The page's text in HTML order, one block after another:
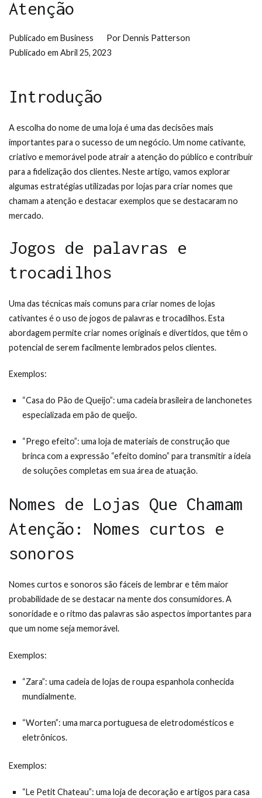
Atenção
Publicado em Business PorDennis Patterson
Publicado em Abril 25, 2023
Introdução
A escolha do nome de uma loja é uma das decisões mais
importantes para o sucesso de um negócio. Um nome cativante,
criativo e memorável pode atrair a atenção do público e contribuir
para a fidelização dos clientes. Neste artigo, vamos explorar
algumas estratégias utilizadas por lojas para criar nomes que
chamam a atenção e destacar exemplos que se destacaram no
mercado.
Jogos de palavras e
trocadilhos
Uma das técnicas mais comuns para criar nomes de lojas
cativantes é o uso de jogos de palavras e trocadilhos. Esta
abordagem permite criar nomes originais e divertidos, que têm o
potencial de serem facilmente lembrados pelos clientes.
Exemplos:
“Casa do Pão de Queijo”: uma cadeia brasileira de lanchonetes
especializada em pão de queijo.
“Prego efeito”: uma loja de materiais de construção que
brinca com a expressão “efeito domino” para transmitir a ideia
de soluções completas em sua área de atuação.
Nomes de Lojas Que Chamam
Atenção: Nomes curtos e
sonoros
Nomes curtos e sonoros são fáceis de lembrar e têm maior
probabilidade de se destacar na mente dos consumidores. A
sonoridade e o ritmo das palavras são aspectos importantes para
que um nome seja memorável.
Exemplos:
“Zara”: uma cadeia de lojas de roupa espanhola conhecida
mundialmente.
“Worten”: uma marca portuguesa de eletrodomésticos e
eletrônicos.
Exemplos:
“Le Petit Chateau”: uma loja de decoração e artigos para casa